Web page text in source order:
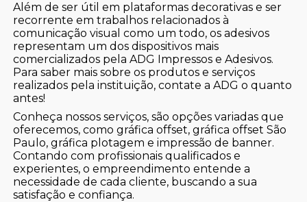
Além de ser útil em plataformas decorativas e ser
recorrente em trabalhos relacionados à
comunicação visual como um todo, os adesivos
representam um dos dispositivos mais
comercializados pela ADG Impressos e Adesivos.
Para saber mais sobre os produtos e serviços
realizados pela instituição, contate a ADG o quanto
antes!
Conheça nossos serviços, são opções variadas que
oferecemos, como gráfica offset, gráfica offset São
Paulo, gráfica plotagem e impressão de banner.
Contando com profissionais qualificados e
experientes, o empreendimento entende a
necessidade de cada cliente, buscando a sua
satisfação e confiança.